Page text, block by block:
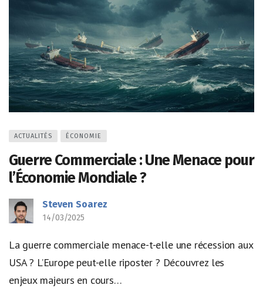
ACTUALITÉS ÉCONOMIE
Guerre Commerciale : Une Menace pour
l’Économie Mondiale ?
Steven Soarez
14/03/2025
La guerre commerciale menace-t-elle une récession aux
USA ? L’Europe peut-elle riposter ? Découvrez les
enjeux majeurs en cours…